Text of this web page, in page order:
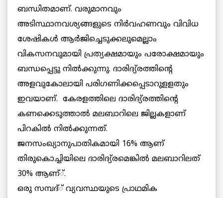
ബന്ധിതമാണ്. വരുമാനവും
അടിസ്ഥാനവശ്യങ്ങളുടെ നിര്‍വഹണവും വിവിധ
ശേഷികള്‍ ആര്‍ജിച്ചെടുക്കലുമെല്ലാം
വികസനവുമായി പ്രത്യക്ഷമായും പരോക്ഷമായും
ബന്ധപ്പെട്ടു നില്‍ക്കുന്നു. ദാരിദ്യ്രത്തിന്റെ
അളവുകോലായി പരിഗണിക്കപ്പെടാറുളളതും
ഇവയാണ്. കേരളത്തിലെ ദാരിദ്യ്രത്തിന്റെ
കണക്കെടുത്താല്‍ മലബാറിലെ ജില്ലകളാണ്
പിറകില്‍ നില്‍ക്കുന്നത്.
ജനസംഖ്യാനുപാതികമായി 16% ആണ്
തിരുകൊച്ചിയിലെ ദാരിദ്യ്രമെങ്കില്‍ മലബാറിലത്
30% ആണ്്.
ഒരു സമ്പദ്് വ്യവസ്ഥയുടെ പ്രാഥമിക